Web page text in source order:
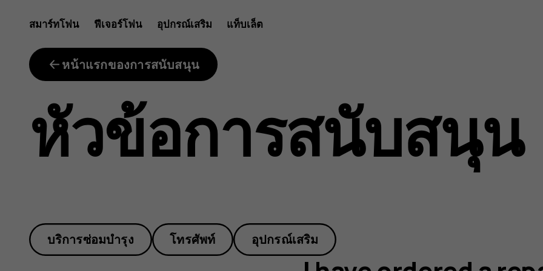
have
ordered
a
สมาร์ทโฟน ฟีเจอร์โฟน อุปกรณ์เสริม แท็บเล็ต
หน้าแรกของการสนับสนุน
หัวข้อการสนับสนุน
บริการซ่อมบำรุง โทรศัพท์ อุปกรณ์เสริม